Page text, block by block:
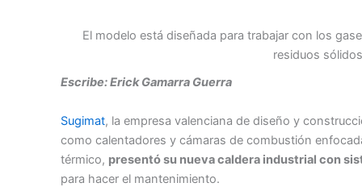
El modelo está diseñada para trabajar con los
residuos
Escribe: Erick Gamarra Guerra
Sugimat, la empresa valenciana de diseño y
como calentadores y cámaras de combustión
térmico, presentó su nueva caldera industrial con
para hacer el mantenimiento.